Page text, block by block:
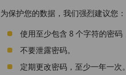
为保护您的数据，我们强烈建议您：
使用至少包含 8 个字符的密码
不要泄露密码。
定期更改密码，至少一年一次。